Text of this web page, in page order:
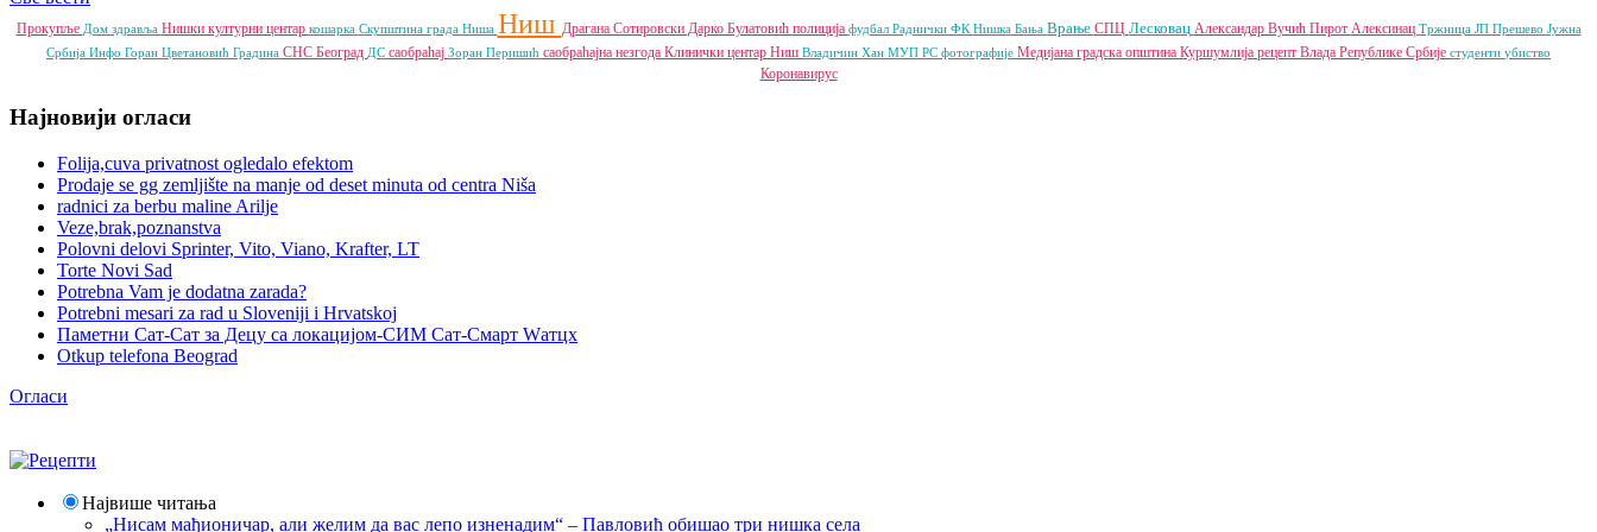
Прокупље Дом здравља Нишки културни центар кошарка Скупштина града Ниша Ниш Драгана Сотировски Дарко Булатовић полиција фудбал Раднички ФК Нишка Бања Врање СПЦ Лесковац Александар Вучић Пирот Алексинац Тржница ЈП Прешево Јужна
Србија Инфо Горан Цветановић Градина СНС Београд ДС саобраћај Зоран Перишић саобраћајна незгода Клинички центар Ниш Владичин Хан МУП РС фотографије Медијана градска општина Куршумлија рецепт Влада Републике Србије студенти убиство
Коронавирус
Најновији огласи
Folija,cuva privatnost ogledalo efektom
Prodaje se gg zemljište na manje od deset minuta od centra Niša
radnici za berbu maline Arilje
Veze,brak,poznanstva
Polovni delovi Sprinter, Vito, Viano, Krafter, LT
Torte Novi Sad
Potrebna Vam je dodatna zarada?
Potrebni mesari za rad u Sloveniji i Hrvatskoj
Паметни Сат-Сат за Децу са локацијом-СИМ Сат-Смарт Wатцх
Otkup telefona Beograd
Огласи
Највише читања
„Нисам мађионичар, али желим да вас лепо изненадим“ – Павловић обишао три нишка села